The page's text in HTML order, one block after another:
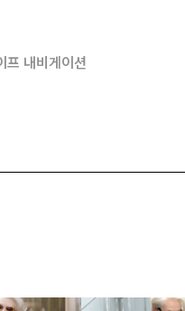
프 내비게이션